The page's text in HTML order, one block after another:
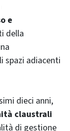
e
della
spazi adiacenti
dieci anni,
claustrali
di gestione